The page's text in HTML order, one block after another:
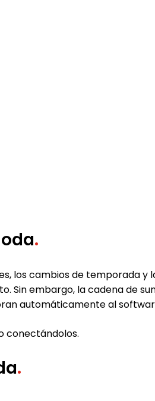
.
los cambios de temporada y
Sin embargo, la cadena de
automáticamente al
conectándolos.
.